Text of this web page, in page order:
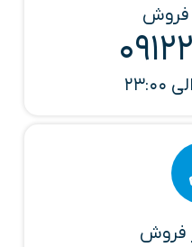
فروش
فروش